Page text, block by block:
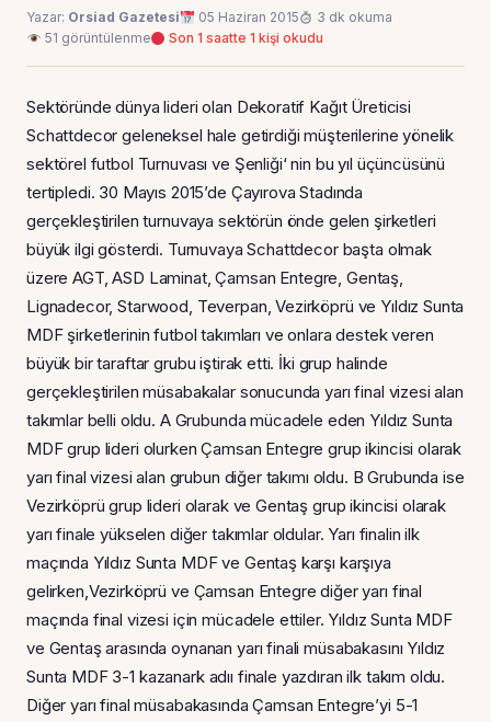
Yazar: Orsiad Gazetesi 05 Haziran 2015
3 dk okuma
51 görüntülenme
Son 1 saatte 1 kişi okudu
Sektöründe dünya lideri olan Dekoratif Kağıt Üreticisi
Schattdecor geleneksel hale getirdiği müşterilerine yönelik
sektörel futbol Turnuvası ve Şenliği‘ nin bu yıl üçüncüsünü
tertipledi. 30 Mayıs 2015’de Çayırova Stadında
gerçekleştirilen turnuvaya sektörün önde gelen şirketleri
büyük ilgi gösterdi. Turnuvaya Schattdecor başta olmak
üzere AGT, ASD Laminat, Çamsan Entegre, Gentaş,
Lignadecor, Starwood, Teverpan, Vezirköprü ve Yıldız Sunta
MDF şirketlerinin futbol takımları ve onlara destek veren
büyük bir taraftar grubu iştirak etti. İki grup halinde
gerçekleştirilen müsabakalar sonucunda yarı final vizesi alan
takımlar belli oldu. A Grubunda mücadele eden Yıldız Sunta
MDF grup lideri olurken Çamsan Entegre grup ikincisi olarak
yarı final vizesi alan grubun diğer takımı oldu. B Grubunda ise
Vezirköprü grup lideri olarak ve Gentaş grup ikincisi olarak
yarı finale yükselen diğer takımlar oldular. Yarı finalin ilk
maçında Yıldız Sunta MDF ve Gentaş karşı karşıya
gelirken,Vezirköprü ve Çamsan Entegre diğer yarı final
maçında final vizesi için mücadele ettiler. Yıldız Sunta MDF
ve Gentaş arasında oynanan yarı finali müsabakasını Yıldız
Sunta MDF 3-1 kazanark adıı finale yazdıran ilk takım oldu.
Diğer yarı final müsabakasında Çamsan Entegre’yi 5-1